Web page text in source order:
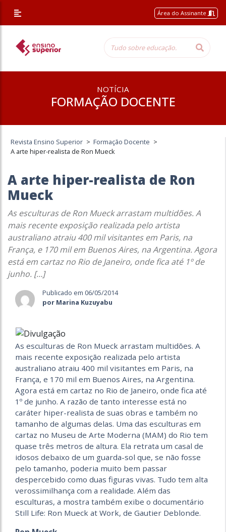
Área do Assinante
NOTÍCIA
FORMAÇÃO DOCENTE
Revista Ensino Superior > Formação Docente >
A arte hiper-realista de Ron Mueck
A arte hiper-realista de Ron
Mueck
As esculturas de Ron Mueck arrastam multidões. A
mais recente exposição realizada pelo artista
australiano atraiu 400 mil visitantes em Paris, na
França, e 170 mil em Buenos Aires, na Argentina. Agora
está em cartaz no Rio de Janeiro, onde fica até 1º de
junho. […]
Publicado em 06/05/2014
por Marina Kuzuyabu
As esculturas de Ron Mueck arrastam multidões. A
mais recente exposição realizada pelo artista
australiano atraiu 400 mil visitantes em Paris, na
França, e 170 mil em Buenos Aires, na Argentina.
Agora está em cartaz no Rio de Janeiro, onde fica até
1º de junho. A razão de tanto interesse está no
caráter hiper-realista de suas obras e também no
tamanho de algumas delas. Uma das esculturas em
cartaz no Museu de Arte Moderna (MAM) do Rio tem
quase três metros de altura. Ela retrata um casal de
idosos debaixo de um guarda-sol que, se não fosse
pelo tamanho, poderia muito bem passar
despercebido como duas figuras vivas. Tudo tem alta
verossimilhança com a realidade. Além das
esculturas, a mostra também exibe o documentário
Still Life: Ron Mueck at Work, de Gautier Deblonde.